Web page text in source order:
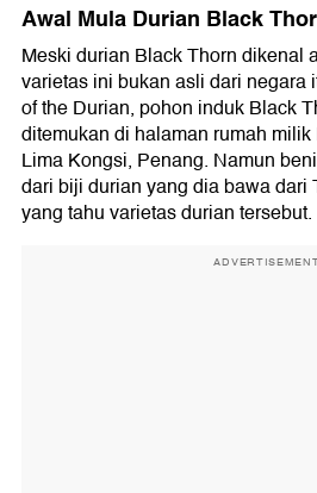
Awal Mula Durian Black
Meski durian Black Thorn dikenal
varietas ini bukan asli dari negara
of the Durian, pohon induk Black
ditemukan di halaman rumah
Lima Kongsi, Penang. Namun
dari biji durian yang dia bawa dari
yang tahu varietas durian tersebut.